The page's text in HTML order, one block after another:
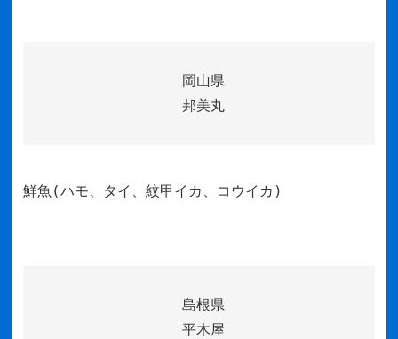
岡山県
邦美丸
鮮魚(ハモ、タイ、紋甲イカ、コウイカ)
島根県
平木屋